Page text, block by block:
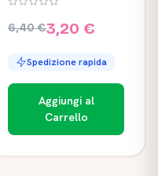
6,40 €3,20 €
Spedizione rapida
Aggiungi al
Carrello